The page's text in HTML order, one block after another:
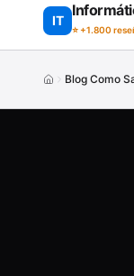
IT
⭐ +1.800
Blog Como